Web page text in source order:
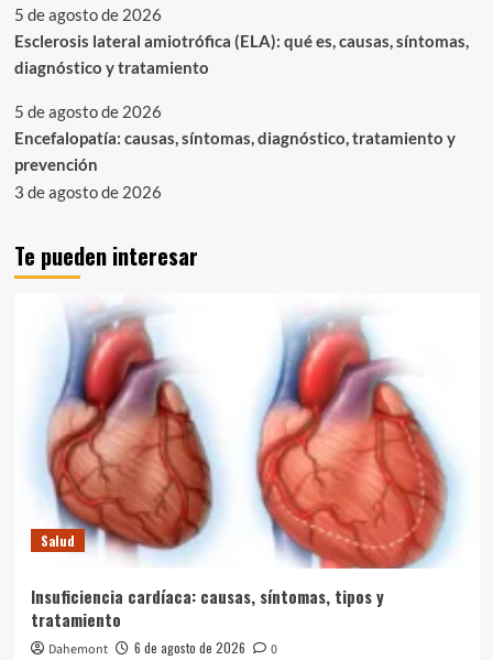
5 de agosto de 2026
Esclerosis lateral amiotrófica (ELA): qué es, causas, síntomas,
diagnóstico y tratamiento
5 de agosto de 2026
Encefalopatía: causas, síntomas, diagnóstico, tratamiento y
prevención
3 de agosto de 2026
Te pueden interesar
Salud
Insuficiencia cardíaca: causas, síntomas, tipos y
tratamiento
Dahemont 6 de agosto de 2026 0